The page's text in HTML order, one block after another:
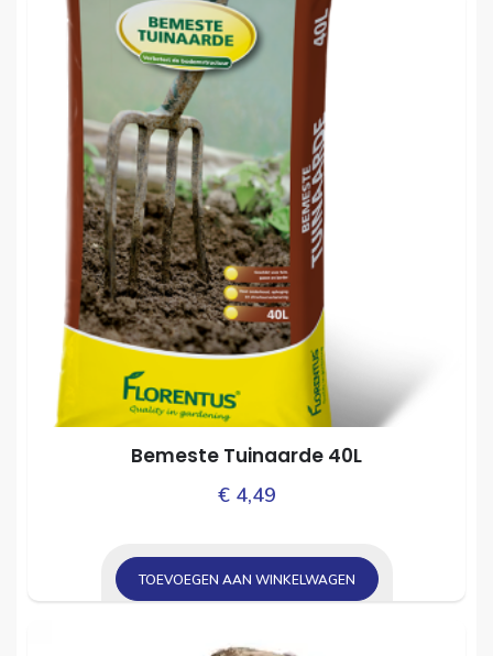
Bemeste Tuinaarde 40L
€4,49
TOEVOEGEN AAN WINKELWAGEN